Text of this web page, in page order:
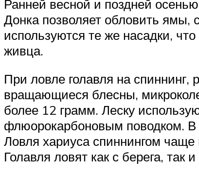
Ранней весной и поздней
Донка позволяет обловить ямы,
используются те же насадки,
живца.
При ловле голавля на
вращающиеся блесны,
более 12 грамм. Леску
флюорокарбоновым поводком. В
Ловля хариуса спиннингом чаще
Голавля ловят как с берега, так